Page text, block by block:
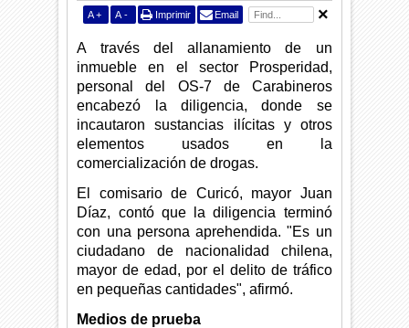
A + A - Imprimir Email
A través del allanamiento de un
inmueble en el sector Prosperidad,
personal del OS-7 de Carabineros
encabezó la diligencia, donde se
incautaron sustancias ilícitas y otros
elementos usados en la
comercialización de drogas.
El comisario de Curicó, mayor Juan
Díaz, contó que la diligencia terminó
con una persona aprehendida. "Es un
ciudadano de nacionalidad chilena,
mayor de edad, por el delito de tráfico
en pequeñas cantidades", afirmó.
Medios de prueba